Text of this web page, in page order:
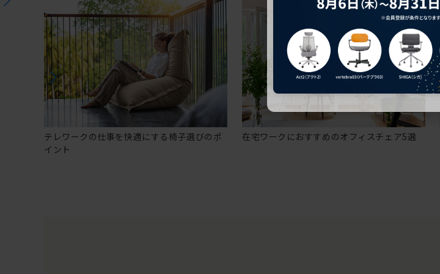
テレワークの仕事を快適にする椅子選びのポ
イント
在宅ワークにおすすめのオフィスチェア5選